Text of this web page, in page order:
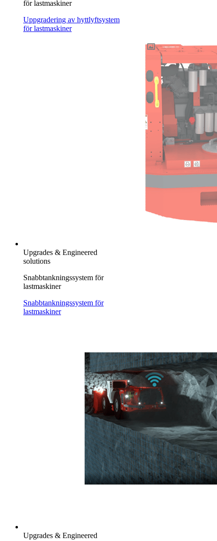
för lastmaskiner
Uppgradering av hyttlyftsystem
för lastmaskiner
Upgrades & Engineered
solutions
Snabbtankningssystem för
lastmaskiner
Snabbtankningssystem för
lastmaskiner
Upgrades & Engineered